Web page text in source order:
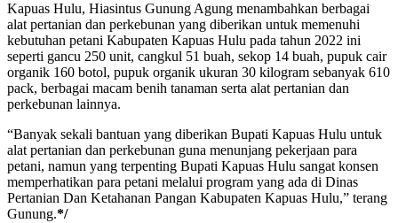
Kapuas Hulu, Hiasintus Gunung Agung menambahkan berbagai
alat pertanian dan perkebunan yang diberikan untuk memenuhi
kebutuhan petani Kabupaten Kapuas Hulu pada tahun 2022 ini
seperti gancu 250 unit, cangkul 51 buah, sekop 14 buah, pupuk cair
organik 160 botol, pupuk organik ukuran 30 kilogram sebanyak 610
pack, berbagai macam benih tanaman serta alat pertanian dan
perkebunan lainnya.
“Banyak sekali bantuan yang diberikan Bupati Kapuas Hulu untuk
alat pertanian dan perkebunan guna menunjang pekerjaan para
petani, namun yang terpenting Bupati Kapuas Hulu sangat konsen
memperhatikan para petani melalui program yang ada di Dinas
Pertanian Dan Ketahanan Pangan Kabupaten Kapuas Hulu,” terang
Gunung.*/